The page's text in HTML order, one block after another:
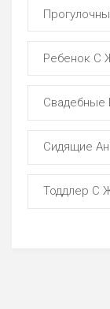
Ребенок С
Свадебные
Сидящие
Тоддлер С